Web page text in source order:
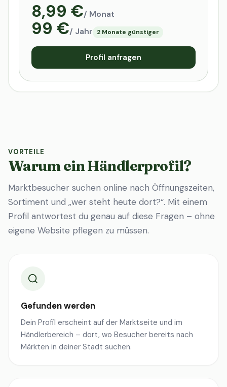
8,99 €/ Monat
99 €/ Jahr 2 Monate günstiger
Profil anfragen
VORTEILE
Warum ein Händlerprofil?
Marktbesucher suchen online nach Öffnungszeiten,
Sortiment und „wer steht heute dort?“. Mit einem
Profil antwortest du genau auf diese Fragen – ohne
eigene Website pflegen zu müssen.
Gefunden werden
Dein Profil erscheint auf der Marktseite und im
Händlerbereich – dort, wo Besucher bereits nach
Märkten in deiner Stadt suchen.